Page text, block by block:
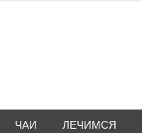
ЧАИ ЛЕЧИМСЯ